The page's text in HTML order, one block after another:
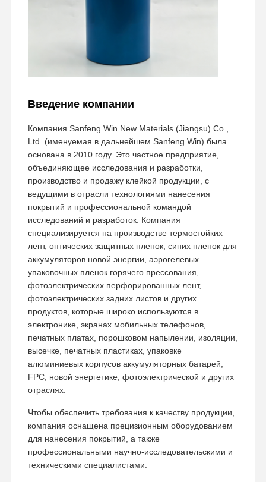
Введение компании
Компания Sanfeng Win New Materials (Jiangsu) Co.,
Ltd. (именуемая в дальнейшем Sanfeng Win) была
основана в 2010 году. Это частное предприятие,
объединяющее исследования и разработки,
производство и продажу клейкой продукции, с
ведущими в отрасли технологиями нанесения
покрытий и профессиональной командой
исследований и разработок. Компания
специализируется на производстве термостойких
лент, оптических защитных пленок, синих пленок для
аккумуляторов новой энергии, аэрогелевых
упаковочных пленок горячего прессования,
фотоэлектрических перфорированных лент,
фотоэлектрических задних листов и других
продуктов, которые широко используются в
электронике, экранах мобильных телефонов,
печатных платах, порошковом напылении, изоляции,
высечке, печатных пластиках, упаковке
алюминиевых корпусов аккумуляторных батарей,
FPC, новой энергетике, фотоэлектрической и других
отраслях.
Чтобы обеспечить требования к качеству продукции,
компания оснащена прецизионным оборудованием
для нанесения покрытий, а также
профессиональными научно-исследовательскими и
техническими специалистами.